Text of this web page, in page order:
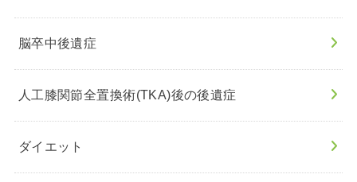
脳卒中後遺症
人工膝関節全置換術(TKA)後の後遺症
ダイエット